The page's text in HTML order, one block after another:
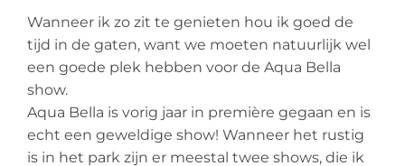
Wanneer ik zo zit te genieten hou ik goed de
tijd in de gaten, want we moeten natuurlijk wel
een goede plek hebben voor de Aqua Bella
show.
Aqua Bella is vorig jaar in première gegaan en is
echt een geweldige show! Wanneer het rustig
is in het park zijn er meestal twee shows, die ik